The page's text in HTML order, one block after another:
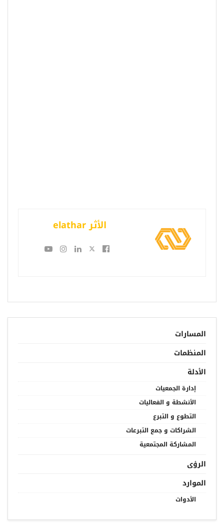
الأثر elathar
المسارات
المنظمات
الأدلة
إدارة الجمعيات
الأنشطة و الفعاليات
التطوع و التبرع
الشراكات و جمع التبرعات
المشاركة المجتمعية
الرؤى
الموارد
الأدوات